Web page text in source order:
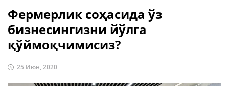
Фермерлик соҳасида ўз
бизнесингизни йўлга
қўймоқчимисиз?
25 Июн, 2020